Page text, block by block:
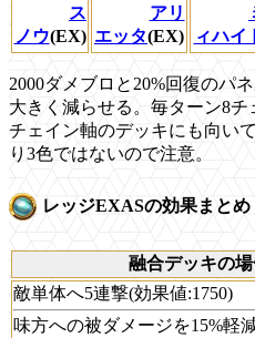
ス
ノウ(EX)
アリ
エッタ(EX)
ィハイ
2000ダメブロと20%回復のパ
大きく減らせる。毎ターン8
チェイン軸のデッキにも向い
り3色ではないので注意。
レッジEXASの効果まとめ
融合デッキの
敵単体へ5連撃(効果値:1750)
味方への被ダメージを15%軽